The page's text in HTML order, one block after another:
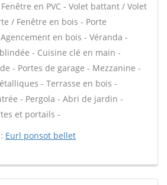
en PVC - Volet battant / Volet
/ Fenêtre en bois - Porte
en bois - Véranda -
- Cuisine clé en main -
- Portes de garage - Mezzanine -
- Terrasse en bois -
- Pergola - Abri de jardin -
et portails -
Eurl ponsot bellet